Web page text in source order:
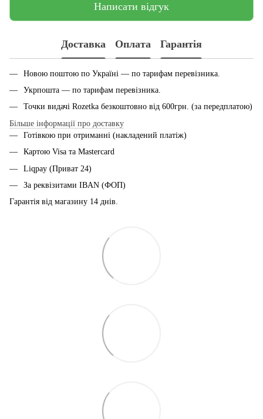
Написати відгук
Доставка Оплата Гарантія
Новою поштою по Україні — по тарифам перевiзника.
Укрпошта — по тарифам перевiзника.
Точки видачі Rozetka безкоштовно від 600грн. (за передплатою)
Більше інформації про доставку
Готівкою при отриманні (накладений платіж)
Картою Visa та Mastercard
Liqpay (Приват 24)
За реквізитами IBAN (ФОП)
Гарантія від магазину 14 днiв.